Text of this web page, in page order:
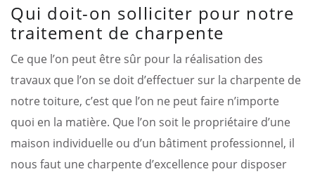
Qui doit-on solliciter pour notre
traitement de charpente
Ce que l’on peut être sûr pour la réalisation des
travaux que l’on se doit d’effectuer sur la charpente de
notre toiture, c’est que l’on ne peut faire n’importe
quoi en la matière. Que l’on soit le propriétaire d’une
maison individuelle ou d’un bâtiment professionnel, il
nous faut une charpente d’excellence pour disposer